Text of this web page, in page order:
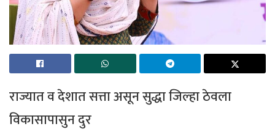
राज्यात व देशात सत्ता असून सुद्धा जिल्हा ठेवला
विकासापासुन दुर